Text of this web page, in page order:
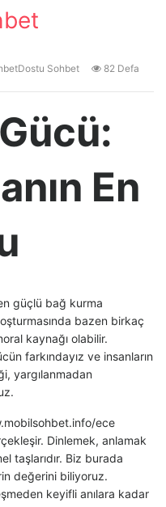
Sohbet
82 Defa
En
güçlü bağ kurma
bazen birkaç
kaynağı olabilir.
farkındayız ve insanların
yargılanmadan
ece
Dinlemek, anlamak
taşlarıdır. Biz burada
değerini biliyoruz.
keyifli anılara kadar